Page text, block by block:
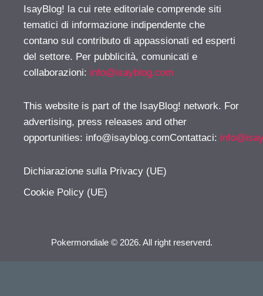
IsayBlog! la cui rete editoriale comprende siti
tematici di informazione indipendente che
contano sul contributo di appassionati ed esperti
del settore. Per pubblicità, comunicati e
collaborazioni: info@isayblog.com
This website is part of the IsayBlog! network. For
advertising, press releases and other
opportunities: info@isayblog.comContattaci:
Dichiarazione sulla Privacy (UE)
Cookie Policy (UE)
Pokermondiale © 2026. All right reserverd.